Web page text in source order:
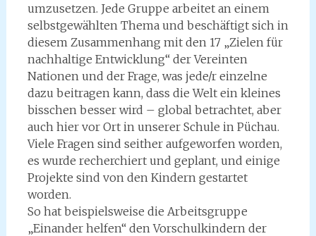
umzusetzen. Jede Gruppe arbeitet an einem
selbstgewählten Thema und beschäftigt sich in
diesem Zusammenhang mit den 17 „Zielen für
nachhaltige Entwicklung“ der Vereinten
Nationen und der Frage, was jede/r einzelne
dazu beitragen kann, dass die Welt ein kleines
bisschen besser wird – global betrachtet, aber
auch hier vor Ort in unserer Schule in Püchau.
Viele Fragen sind seither aufgeworfen worden,
es wurde recherchiert und geplant, und einige
Projekte sind von den Kindern gestartet
worden.
So hat beispielsweise die Arbeitsgruppe
„Einander helfen“ den Vorschulkindern der